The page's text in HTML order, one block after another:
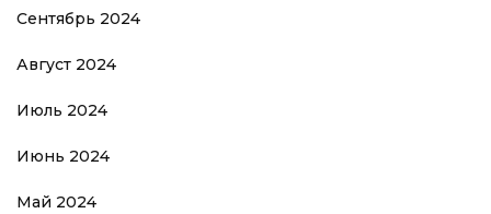
Сентябрь 2024
Август 2024
Июль 2024
Июнь 2024
Май 2024